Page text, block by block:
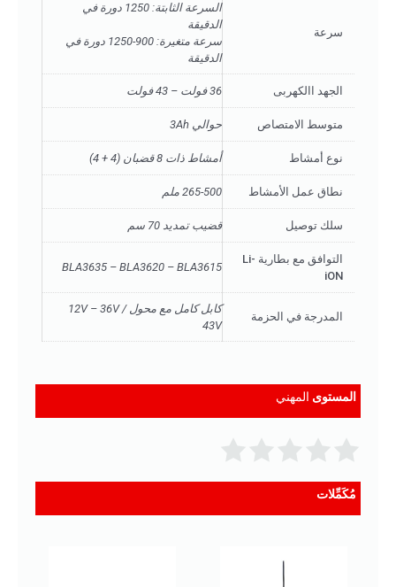
سرعة
السرعة الثابتة: 1250 دورة في
الدقيقة
سرعة متغيرة: 900-1250 دورة في
الدقيقة
الجهد االكهربى 36 فولت – 43 فولت
متوسط ​​الامتصاص حوالي 3Ah
نوع أمشاط أمشاط ذات 8 قضبان (4 + 4)
نطاق عمل الأمشاط 265-500 ملم
سلك توصيل قضيب تمديد 70 سم
التوافق مع بطارية Li-
iON
BLA3635 – BLA3620 – BLA3615
المدرجة في الحزمة
كابل كامل مع محول 12V – 36V /
43V
المستوىالمهني
مُكَمِّلات